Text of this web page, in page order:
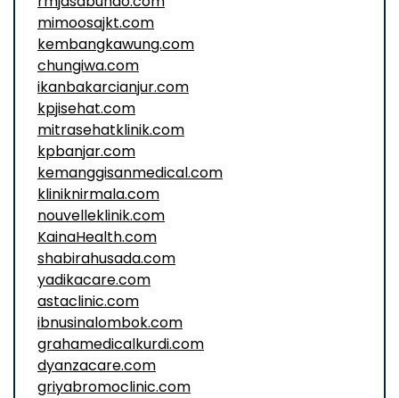
mimoosajkt.com
kembangkawung.com
chungiwa.com
ikanbakarcianjur.com
kpjisehat.com
mitrasehatklinik.com
kpbanjar.com
kemanggisanmedical.com
kliniknirmala.com
nouvelleklinik.com
KainaHealth.com
shabirahusada.com
yadikacare.com
astaclinic.com
ibnusinalombok.com
grahamedicalkurdi.com
dyanzacare.com
griyabromoclinic.com